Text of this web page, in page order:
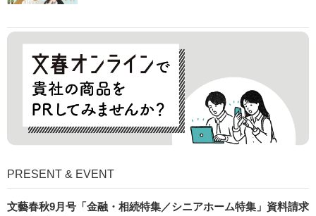
PRESENT & EVENT
文藝春秋9月号「金融・相続特集／シニアホーム特集」資料請求